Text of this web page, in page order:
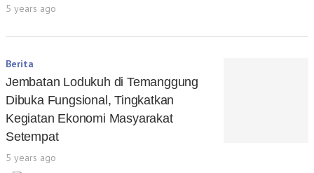
5 years ago
Berita
Jembatan Lodukuh di Temanggung
Dibuka Fungsional, Tingkatkan
Kegiatan Ekonomi Masyarakat
Setempat
5 years ago